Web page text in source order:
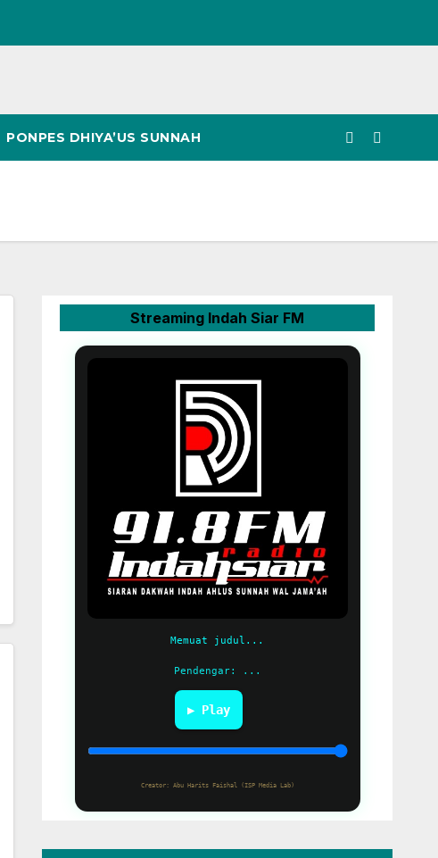
PONPES DHIYA’US SUNNAH
Streaming Indah Siar FM
Memuat judul...
Pendengar: ...
▶ Play
Creator: Abu Harits Faishal (ISP Media Lab)